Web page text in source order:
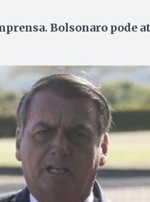
Bolsonaro pode